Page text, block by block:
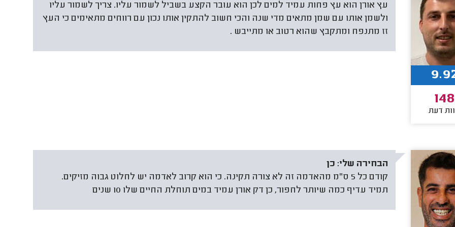
עץ אורן הוא עץ פחות עמיד למים לכן הוא עובר הקצע בשביל לשמור עליו. צריך לשמור עליו
ולשמן אותו עם שמן מתאים מדי שנה והכי חשוב להתקין אותו נכון עם רווחים מתאימים כי העץ
זז מתנפח ומתקבץ שהוא רטוב או מתייבש .
148
דעת
הבחירה שלי: כן
קודם כל 5 ס"מ מהאדמה זה לא צורה תקינה. כי הוא קרוב לאדמה יש לחלוט גבוה מזיקים.
תמיד עדיף כמה שיותר לחפור, כן דק אורן עמיד במים תוחלת החיים שלו 10 שנים